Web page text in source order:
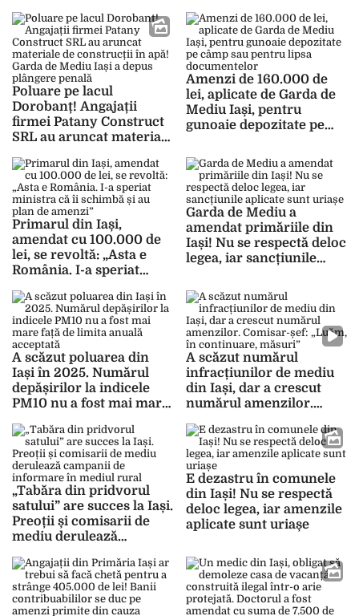
probleme: „E peste tot,
cu atâtea gunoaie, și
nimeni nu îl prinde!”
rural în domeniul
gestionării deșeurilor
Poluare pe lacul
Dorobanț! Angajații
firmei Patany Construct
SRL au aruncat materiale
Garda de Mediu Iași a
depus plângere penală
Amenzi de 160.000 de
lei, aplicate de Garda de
Mediu Iași, pentru
gunoaie depozitate pe
documentelor
Primarul din Iași,
amendat cu 100.000 de
lei, se revoltă: „Asta e
România. I-a speriat
au plan de amenzi”
Garda de Mediu a
amendat primăriile din
Iași! Nu se respectă deloc
legea, iar sancțiunile
A scăzut poluarea din
Iași în 2025. Numărul
depășirilor la indicele
PM10 nu a fost mai mare
acceptată
A scăzut numărul
infracțiunilor de mediu
din Iași, dar a crescut
numărul amenzilor.
continuare, măsuri”
„Tabăra din pridvorul
satului” are succes la Iași.
Preoții și comisarii de
mediu derulează
în mediul rural
E dezastru în comunele
din Iași! Nu se respectă
deloc legea, iar amenzile
aplicate sunt uriașe